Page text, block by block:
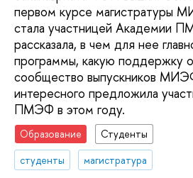
первом курсе магистратуры
стала участницей Академии
рассказала, в чем для нее
программы, какую поддержку
сообщество выпускников
интересного предложила
ПМЭФ в этом году.
Образование
Студенты
студенты
магистратура